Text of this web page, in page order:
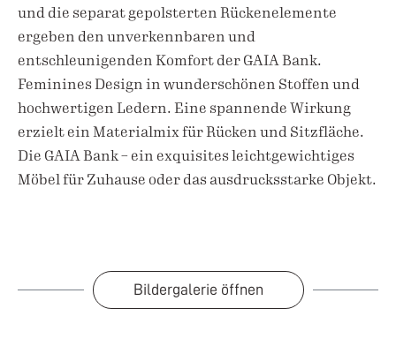
und die separat gepolsterten Rückenelemente
ergeben den unverkennbaren und
entschleunigenden Komfort der GAIA Bank.
Feminines Design in wunderschönen Stoffen und
hochwertigen Ledern. Eine spannende Wirkung
erzielt ein Materialmix für Rücken und Sitzfläche.
Die GAIA Bank – ein exquisites leichtgewichtiges
Möbel für Zuhause oder das ausdrucksstarke Objekt.
Bildergalerie öffnen